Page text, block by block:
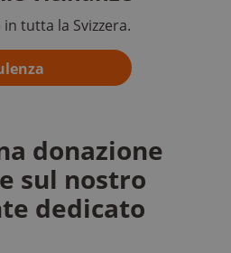
tutta la Svizzera.
donazione
sul nostro
dedicato